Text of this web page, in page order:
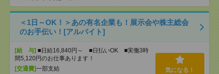
＜1日～OK！＞あの有名企業も！展示会や株主総会
のお手伝い！[アルバイト]
[給 与] ■日給16,840円～ ■日払いOK ■実働3時
間5,120円のお仕事あります！
[交通費]一部支給
気になる！